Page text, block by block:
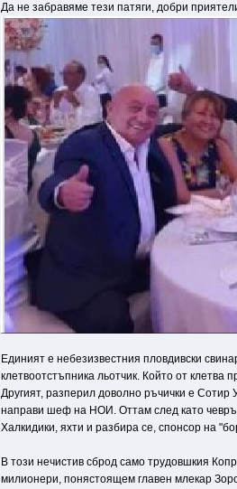
Да не забравяме тези патяги, добри
Единият е небезизвестния пловдивски
клетвоотстъпника льотчик. Който от
Другият, разперил доволно ръчички е
направи шеф на НОИ. Оттам след като
Халкидики, яхти и разбира се, спонсор на
В този нечистив сброд само трудовшкия
милионери, понястоящем главен млекар